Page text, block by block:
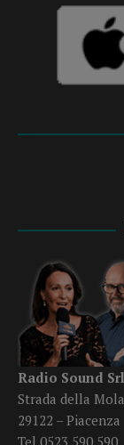
Radio Sound Srl
Strada della
29122 – Piacenza
Tel 0523 590 590